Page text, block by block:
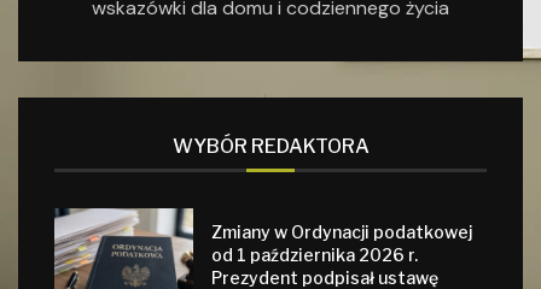
wskazówki dla domu i codziennego życia
WYBÓR REDAKTORA
Zmiany w Ordynacji podatkowej
od 1 października 2026 r.
Prezydent podpisał ustawę